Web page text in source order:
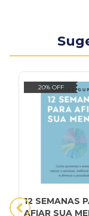
20% OFF
12 SEMANAS
AFIAR SUA